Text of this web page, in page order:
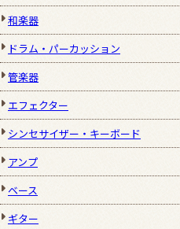
和楽器
ドラム・パーカッション
管楽器
エフェクター
シンセサイザー・キーボード
アンプ
ベース
ギター